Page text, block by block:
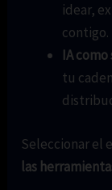
idear,
contigo.
IA
tu
Seleccionar el
las